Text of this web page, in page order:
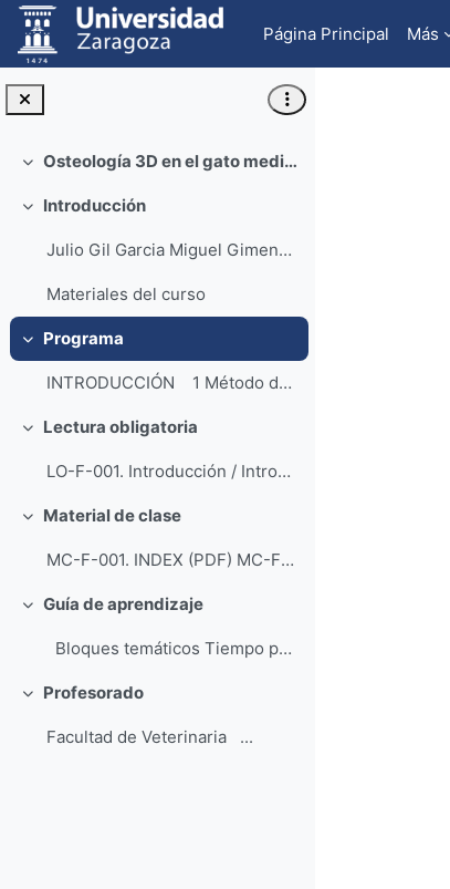
Salta al contenido principal
Página Principal
Más
Colapsar Osteología 3D en el gato mediante autoestereoscopía (Cat´s 3D osteology by mean selfstereoscopy)
Colapsar
Introducción
Julio Gil Garcia Miguel Gimeno Domíngu...
Materiales del curso
Colapsar
Programa
INTRODUCCIÓN 1 Método de Autoestereos...
Colapsar
Lectura obligatoria
LO-F-001. Introducción / Introduction (PDF).
Colapsar
Material de clase
MC-F-001. INDEX (PDF) MC-F-002. INTRODUCCIÓN_IN...
Colapsar
Guía de aprendizaje
Bloques temáticos Tiempo previsto de apr...
Colapsar
Profesorado
Facultad de Veterinaria ...